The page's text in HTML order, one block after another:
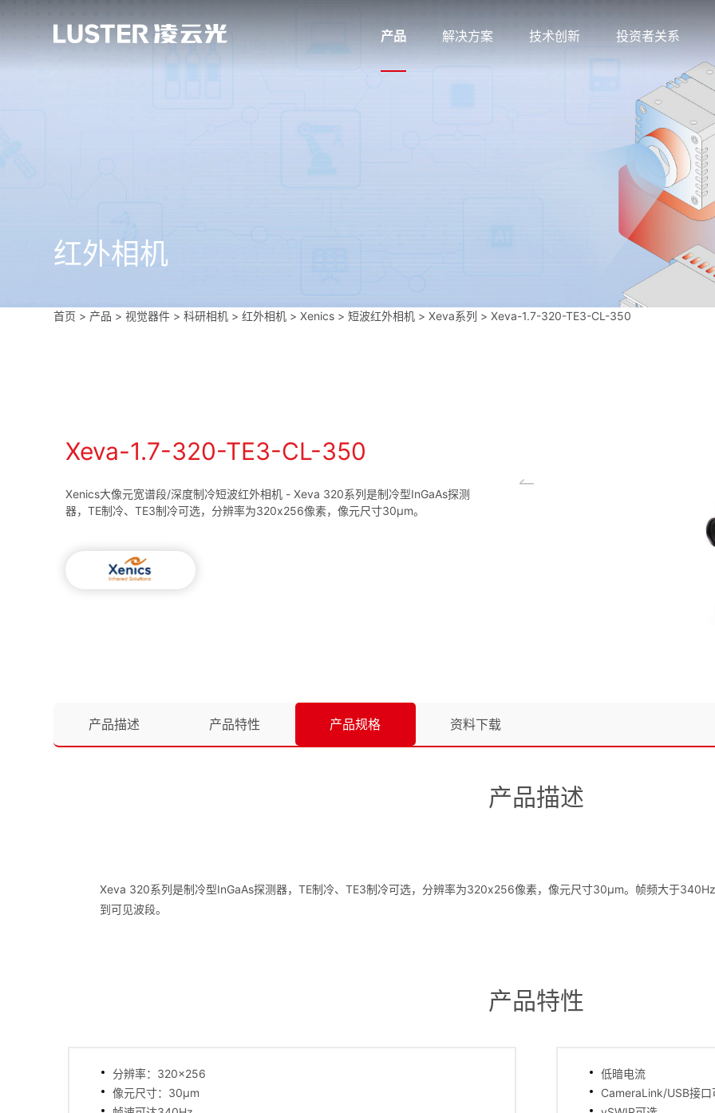
产品 解决方案 技术创新 投资者关系
红外相机
首页 > 产品 > 视觉器件 >科研相机 >红外相机 >Xenics >短波红外相机 >Xeva系列 >Xeva-1.7-320-TE3-CL-350
Xeva-1.7-320-TE3-CL-350
Xenics大像元宽谱段/深度制冷短波红外相机 - Xeva 320系列是制冷型InGaAs探测
器，TE制冷、TE3制冷可选，分辨率为320x256像素，像元尺寸30μm。
产品描述 产品特性 产品规格 资料下载
产品描述
Xeva 320系列是制冷型InGaAs探测器，TE制冷、TE3制冷可选，分辨率为320x256像素，像元尺寸30μm。帧频大于
到可见波段。
产品特性
分辨率：320×256
像元尺寸：30μm
低暗电流
CameraLink/USB接口